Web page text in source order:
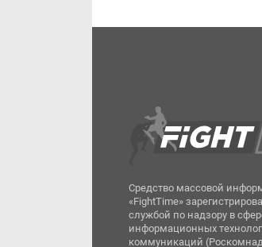
Средство массовой
«FightTime»
службой по надзору в
информационных
коммуникаций